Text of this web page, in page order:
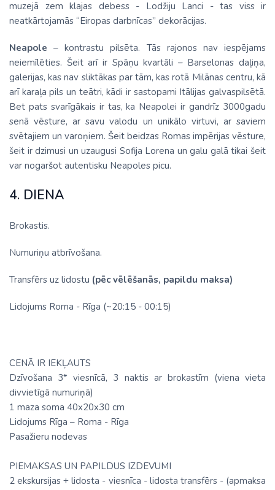
muzejā zem klajas debess - Lodžiju Lanci - tas viss ir
neatkārtojamās “Eiropas darbnīcas” dekorācijas.
Neapole – kontrastu pilsēta. Tās rajonos nav iespējams
neiemīlēties. Šeit arī ir Spāņu kvartāli – Barselonas daļiņa,
galerijas, kas nav sliktākas par tām, kas rotā Milānas centru, kā
arī karaļa pils un teātri, kādi ir sastopami Itālijas galvaspilsētā.
Bet pats svarīgākais ir tas, ka Neapolei ir gandrīz 3000gadu
senā vēsture, ar savu valodu un unikālo virtuvi, ar saviem
svētajiem un varoņiem. Šeit beidzas Romas impērijas vēsture,
šeit ir dzimusi un uzaugusi Sofija Lorena un galu galā tikai šeit
var nogaršot autentisku Neapoles picu.
4. DIENA
Brokastis.
Numuriņu atbrīvošana.
Transfērs uz lidostu (pēc vēlēšanās, papildu maksa)
Lidojums Roma - Rīga (~20:15 - 00:15)
CENĀ IR IEKĻAUTS
Dzīvošana 3* viesnīcā, 3 naktis ar brokastīm (viena vieta
divvietīgā numuriņā)
1 maza soma 40x20x30 cm
Lidojums Rīga – Roma - Rīga
Pasažieru nodevas
PIEMAKSAS UN PAPILDUS IZDEVUMI
2 ekskursijas + lidosta - viesnīca - lidosta transfērs - (apmaksa